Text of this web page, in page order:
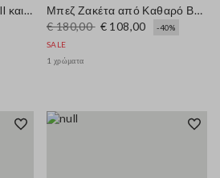
Μπλε πλεκτό από Lyocell και βαμβάκι με V-λαιμόκοψη, κανονική εφαρμογή
Μπεζ Ζακέτα από Καθαρό Βαμβάκι Κανονικής Γραμμής
€ 180,00 € 108,00
-40%
SALE
1 χρώματα